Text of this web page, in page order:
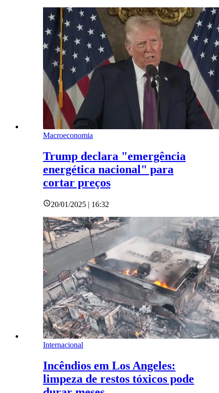
Macroeconomia
Trump declara "emergência
energética nacional" para
cortar preços
20/01/2025 | 16:32
Internacional
Incêndios em Los Angeles:
limpeza de restos tóxicos pode